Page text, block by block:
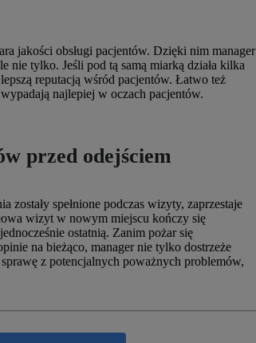
jakości obsługi pacjentów. Dzięki nim manager
nie tylko. Jeśli pod tą samą miarką działa kilka
reputacją wśród pacjentów. Łatwo też
najlepiej w oczach pacjentów.
przed odejściem
spełnione podczas wizyty, zaprzestaje
wizyt w nowym miejscu kończy się
ostatnią. Zanim pożar się
na bieżąco, manager nie tylko dostrzeże
z potencjalnych poważnych problemów,